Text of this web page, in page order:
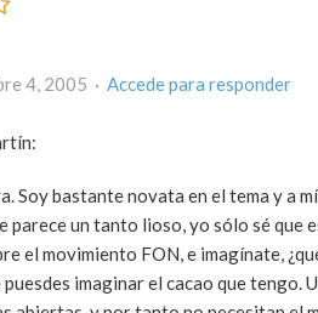
4, 2005 · Accede para responder
Soy bastante novata en el tema y a
parece un tanto lioso, yo sólo sé que
el movimiento FON, e imagínate,
imaginar el cacao que tengo.